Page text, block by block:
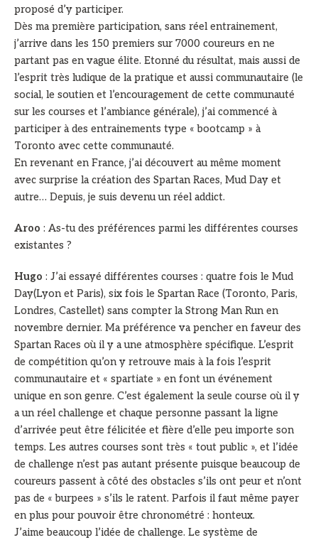
proposé d’y participer.
Dès ma première participation, sans réel entrainement,
j’arrive dans les 150 premiers sur 7000 coureurs en ne
partant pas en vague élite. Etonné du résultat, mais aussi de
l’esprit très ludique de la pratique et aussi communautaire (le
social, le soutien et l’encouragement de cette communauté
sur les courses et l’ambiance générale), j’ai commencé à
participer à des entrainements type « bootcamp » à
Toronto avec cette communauté.
En revenant en France, j’ai découvert au même moment
avec surprise la création des Spartan Races, Mud Day et
autre… Depuis, je suis devenu un réel addict.
Aroo : As-tu des préférences parmi les différentes courses
existantes ?
Hugo : J’ai essayé différentes courses : quatre fois le Mud
Day(Lyon et Paris), six fois le Spartan Race (Toronto, Paris,
Londres, Castellet) sans compter la Strong Man Run en
novembre dernier. Ma préférence va pencher en faveur des
Spartan Races où il y a une atmosphère spécifique. L’esprit
de compétition qu’on y retrouve mais à la fois l’esprit
communautaire et « spartiate » en font un événement
unique en son genre. C’est également la seule course où il y
a un réel challenge et chaque personne passant la ligne
d’arrivée peut être félicitée et fière d’elle peu importe son
temps. Les autres courses sont très « tout public », et l’idée
de challenge n’est pas autant présente puisque beaucoup de
coureurs passent à côté des obstacles s’ils ont peur et n’ont
pas de « burpees » s’ils le ratent. Parfois il faut même payer
en plus pour pouvoir être chronométré : honteux.
J’aime beaucoup l’idée de challenge. Le système de